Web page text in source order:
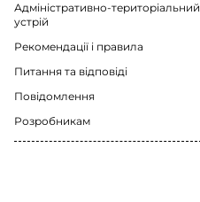
Адміністративно-територіальний
устрій
Рекомендації i правила
Питання та відповіді
Повідомлення
Розробникам